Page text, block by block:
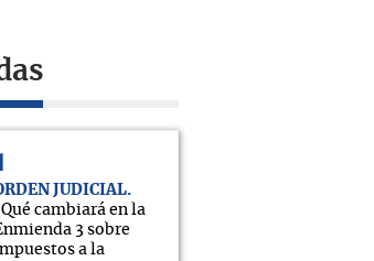
JUDICIAL
cambiará en la
3 sobre
a la